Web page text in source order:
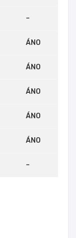
–
ÁNO
ÁNO
ÁNO
ÁNO
ÁNO
–